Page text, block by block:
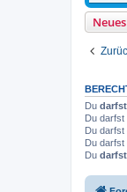
Du darfst
Du darfst
Du darfst
Du darfst
Du darfst